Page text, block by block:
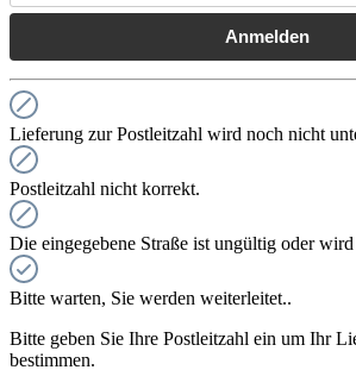
Anmelden
Lieferung zur Postleitzahl wird noch nicht
Postleitzahl nicht korrekt.
Die eingegebene Straße ist ungültig oder
Bitte warten, Sie werden weiterleitet..
Bitte geben Sie Ihre Postleitzahl ein um Ihr
bestimmen.